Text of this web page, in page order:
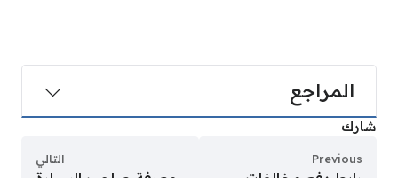
المراجع
شارك
Previous التالي